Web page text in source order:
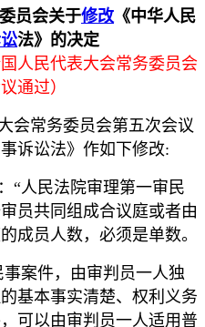
员会关于修改 《中华人民
法》的决定
国人民代表大会常务委员会
通过）
会常务委员会第五次会议
诉讼法》作如下修改:
“人民法院审理第一审民
员共同组成合议庭或者由
成员人数，必须是单数。
案件，由审判员一人独
基本事实清楚、权利义务
可以由审判员一人适用普